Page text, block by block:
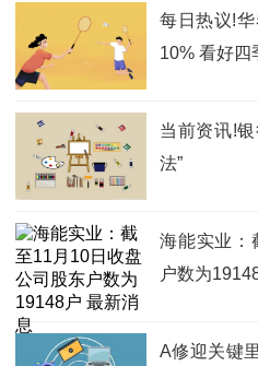
每日热议!
10% 看好四
当前资讯!银
法”
海能实业：
户数为
A修迎关键